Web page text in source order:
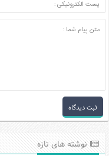
نوشته های تازه